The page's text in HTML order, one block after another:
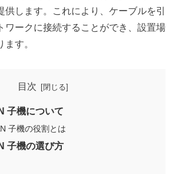
供します。これにより、ケーブルを引
ワークに接続することができ、設置場
す。
目次
子機について
子機の役割とは
子機の選び方